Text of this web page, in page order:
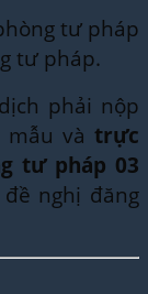
tư pháp
tư pháp.
phải nộp
và trực
tư pháp 03
đề nghị đăng